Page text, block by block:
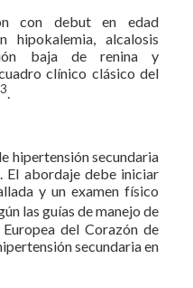
con debut en edad
hipokalemia, alcalosis
baja de renina y
clínico clásico del
.
hipertensión secundaria
El abordaje debe iniciar
y un examen físico
las guías de manejo de
del Corazón de
secundaria en